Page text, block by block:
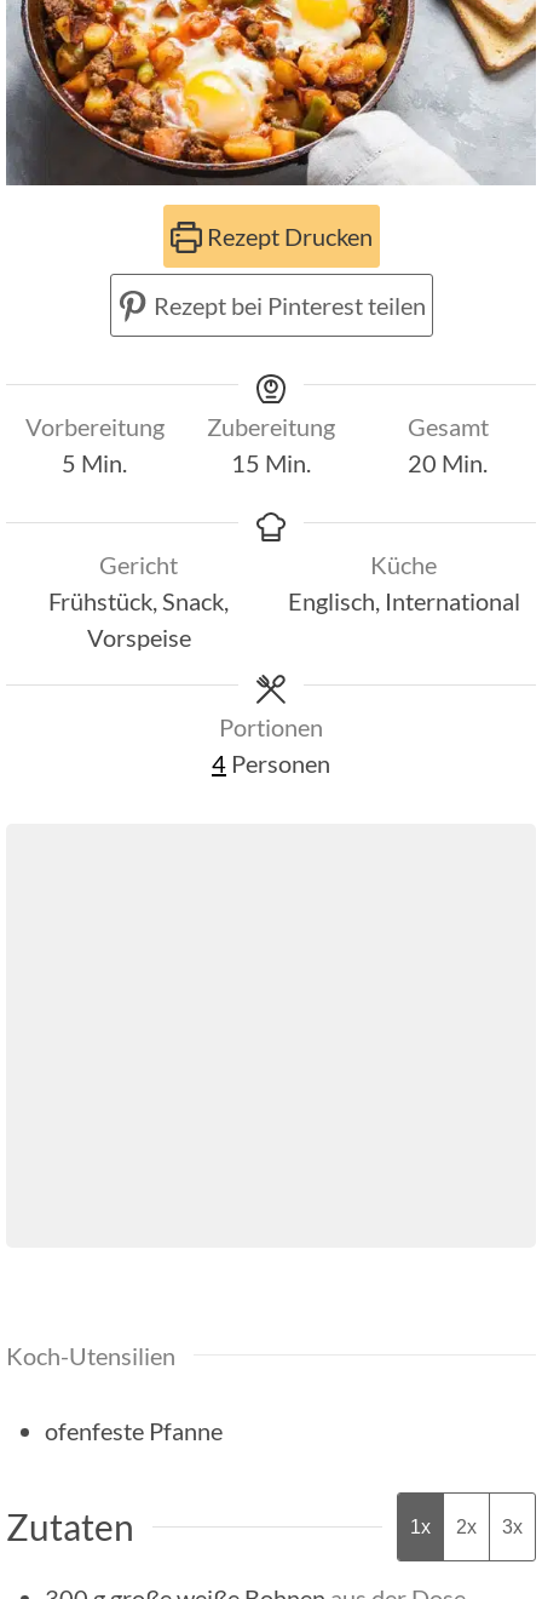
Rezept Drucken
Rezept bei Pinterest teilen
Vorbereitung
5 Minuten
Min.
Zubereitung
15 Minuten
Min.
Gesamt
20 Minuten
Min.
Gericht
Frühstück, Snack,
Vorspeise
Küche
Englisch, International
Portionen
4 Personen
Koch-Utensilien
ofenfeste Pfanne
Zutaten 1x 2x 3x